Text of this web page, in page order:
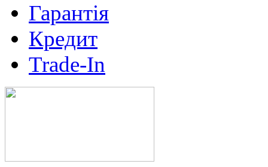
Гарантія
Кредит
Trade-In